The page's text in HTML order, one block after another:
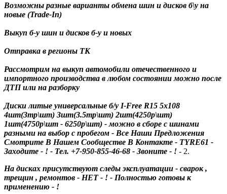
Возможны разные варианты обмена шин и дисков б\у на
новые (Trade-In)
Выкуп б-у шин и дисков б-у и новых
Отправка в регионы ТК
Рассмотрим на выкуп автомобили отечественного и
импортного производства в любом состоянии можно после
ДТП или на разборку
Диски литые универсальные б/у I-Free R15 5x108
4шт(3тр\шт) 3шт(3.5тр\шт) 2шт(4250р\шт)
1шт(4750р\шт - 6250р\шт) - можно в сборе с шинами
разными на выбор с пробегом - Все Наши Предложения
Смотрите В Нашем Сообществе В Контакте - TYRE61 -
Заходите - ! - Тел. +7-950-855-46-68 - Звоните - ! - 2.
На дисках присутствуют следы эксплуатации - сварок ,
трещин , ремонтов - НЕТ - ! - Полностью готовы к
применению - !